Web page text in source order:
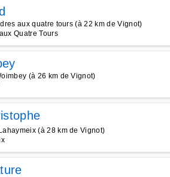
aux quatre tours (à 22 km de Vignot)
Quatre Tours
(à 26 km de Vignot)
(à 28 km de Vignot)